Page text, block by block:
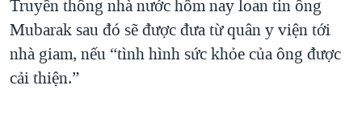
NGƯ DÂN VIỆT VÀ LÀN SÓNG TRỘM HẢI SÂM
BÊN KIA QUỐC LỘ: TIẾNG VỌNG TỪ NÔNG THÔN MỸ
QUAN HỆ VIỆT MỸ
Truyền thông nhà nước hôm nay loan tin ông
Mubarak sau đó sẽ được đưa từ quân y viện tới
nhà giam, nếu “tình hình sức khỏe của ông được
cải thiện.”